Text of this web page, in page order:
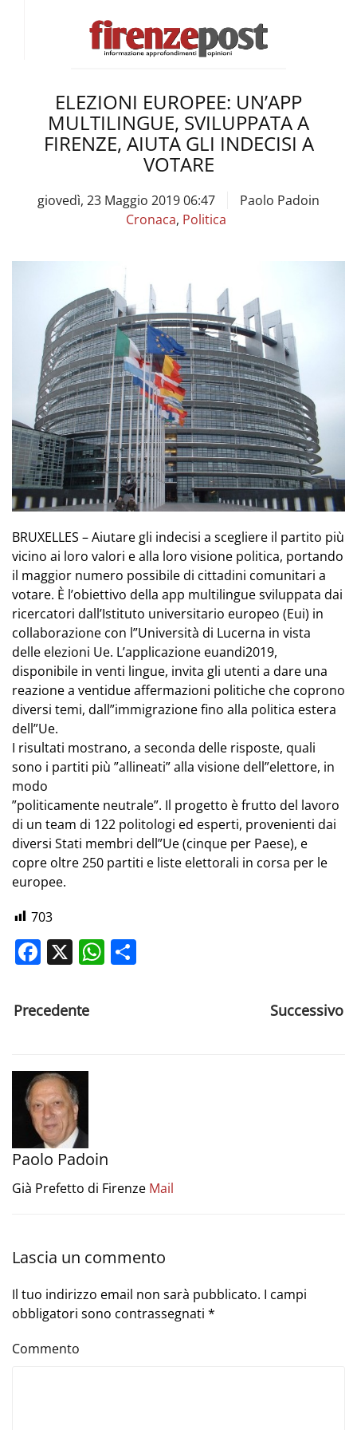
ELEZIONI EUROPEE: UN’APP
MULTILINGUE, SVILUPPATA A
FIRENZE, AIUTA GLI INDECISI A
VOTARE
giovedì, 23 Maggio 2019 06:47
Paolo Padoin
Cronaca, Politica
BRUXELLES – Aiutare gli indecisi a scegliere il partito più
vicino ai loro valori e alla loro visione politica, portando
il maggior numero possibile di cittadini comunitari a
votare. È l’obiettivo della app multilingue sviluppata dai
ricercatori dall’Istituto universitario europeo (Eui) in
collaborazione con l”Università di Lucerna in vista
delle elezioni Ue. L’applicazione euandi2019,
disponibile in venti lingue, invita gli utenti a dare una
reazione a ventidue affermazioni politiche che coprono
diversi temi, dall”immigrazione fino alla politica estera
dell”Ue.
I risultati mostrano, a seconda delle risposte, quali
sono i partiti più ”allineati” alla visione dell”elettore, in
modo
”politicamente neutrale”. Il progetto è frutto del lavoro
di un team di 122 politologi ed esperti, provenienti dai
diversi Stati membri dell”Ue (cinque per Paese), e
copre oltre 250 partiti e liste elettorali in corsa per le
europee.
703
Facebook
X WhatsApp
Precedente Successivo
Paolo Padoin
Già Prefetto di Firenze Mail
Lascia un commento
Il tuo indirizzo email non sarà pubblicato. I campi
obbligatori sono contrassegnati *
Commento